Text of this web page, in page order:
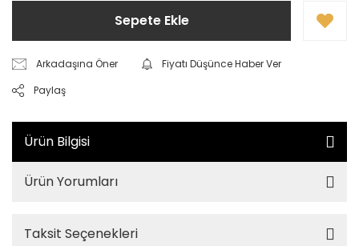
Sepete Ekle
Arkadaşına Öner
Fiyatı Düşünce Haber Ver
Paylaş
Ürün Bilgisi
Ürün Yorumları
Taksit Seçenekleri